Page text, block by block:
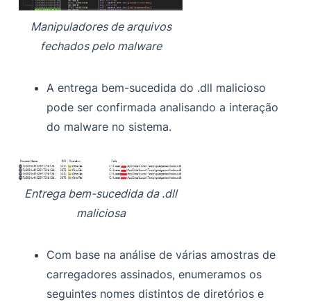
Manipuladores de arquivos
fechados pelo malware
A entrega bem-sucedida do .dll malicioso
pode ser confirmada analisando a interação
do malware no sistema.
Entrega bem-sucedida da .dll
maliciosa
Com base na análise de várias amostras de
carregadores assinados, enumeramos os
seguintes nomes distintos de diretórios e